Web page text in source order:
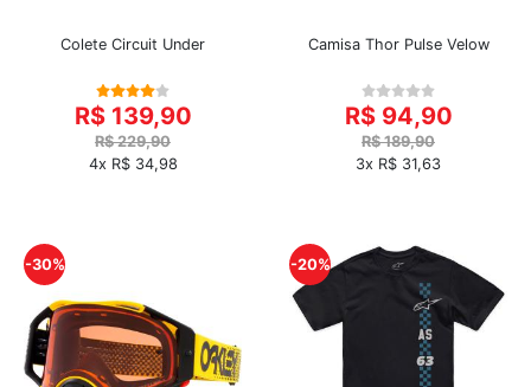
Colete Circuit Under
R$ 139,90
R$ 229,90
4x R$ 34,98
Camisa Thor Pulse Velow
R$ 94,90
R$ 189,90
3x R$ 31,63
-30% -20%